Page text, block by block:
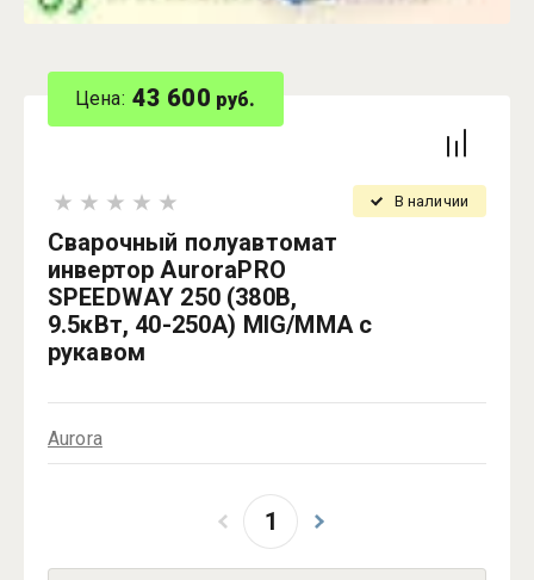
Цена: 43 600 руб.
Сварочный полуавтомат
инвертор AuroraPRO
SPEEDWAY 250 (380В,
9.5кВт, 40-250А) MIG/MMA с
рукавом
В наличии
Aurora